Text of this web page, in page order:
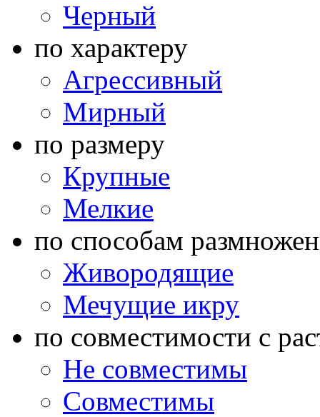
Черный
по характеру
Агрессивный
Мирный
по размеру
Крупные
Мелкие
по способам
Живородящие
Мечущие икру
по совместимости с
Не совместимы
Совместимы